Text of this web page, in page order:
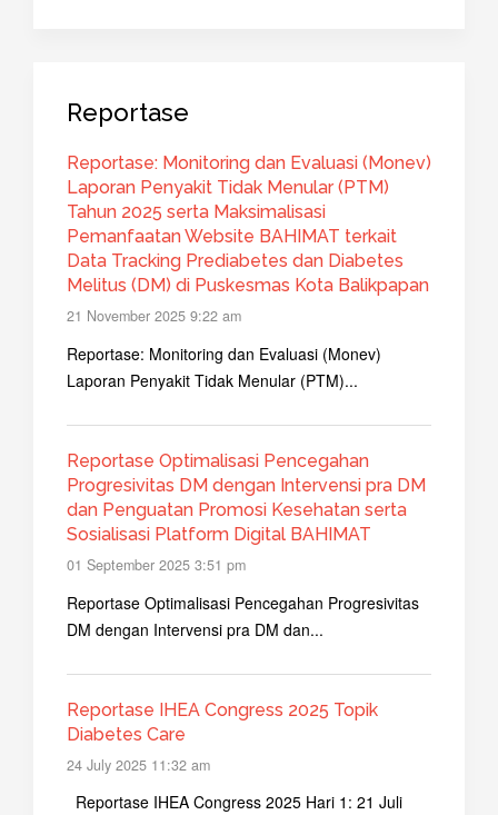
Reportase
Reportase: Monitoring dan Evaluasi (Monev)
Laporan Penyakit Tidak Menular (PTM)
Tahun 2025 serta Maksimalisasi
Pemanfaatan Website BAHIMAT terkait
Data Tracking Prediabetes dan Diabetes
Melitus (DM) di Puskesmas Kota Balikpapan
21 November 2025 9:22 am
Reportase: Monitoring dan Evaluasi (Monev)
Laporan Penyakit Tidak Menular (PTM)...
Reportase Optimalisasi Pencegahan
Progresivitas DM dengan Intervensi pra DM
dan Penguatan Promosi Kesehatan serta
Sosialisasi Platform Digital BAHIMAT
01 September 2025 3:51 pm
Reportase Optimalisasi Pencegahan Progresivitas
DM dengan Intervensi pra DM dan...
Reportase IHEA Congress 2025 Topik
Diabetes Care
24 July 2025 11:32 am
Reportase IHEA Congress 2025 Hari 1: 21 Juli